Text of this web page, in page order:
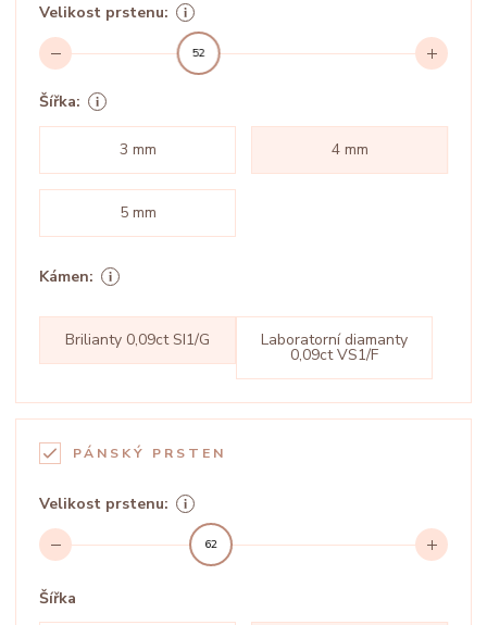
Velikost prstenu:
52
Šířka:
3 mm 4 mm
5 mm
Kámen:
Brilianty 0,09ct SI1/G Laboratorní diamanty
0,09ct VS1/F
PÁNSKÝ PRSTEN
Velikost prstenu:
62
Šířka